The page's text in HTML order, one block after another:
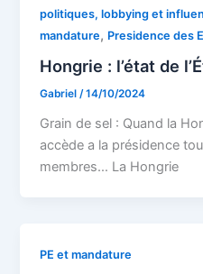
politiques, lobbying et
mandature, Presidence des
Hongrie : l’état de
Gabriel/14/10/2024
Grain de sel : Quand la
accède a la présidence
membres… La Hongrie
PE et mandature